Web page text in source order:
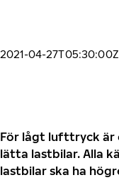
2021-04-27T05:30:00Z
För lågt lufttryck är
lätta lastbilar. Alla
lastbilar ska ha